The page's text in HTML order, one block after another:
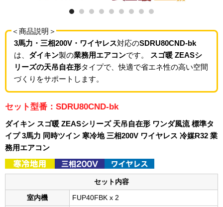
＜商品説明＞
3馬力・三相200V・ワイヤレス対応のSDRU80CND-bk
は、 ダイキン製の業務用エアコンです。
スゴ暖 ZEASシ
リーズの天吊自在形タイプで、快適で省エネ性の高い空間
づくりをサポートします。
セット型番：SDRU80CND-bk
ダイキン スゴ暖 ZEASシリーズ 天吊自在形 ワンダ風流 標準タ
イプ 3馬力 同時ツイン 寒冷地 三相200V ワイヤレス 冷媒R32 業
務用エアコン
セット内容
室内機 FUP40FBK x 2